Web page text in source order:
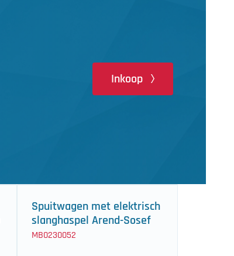
Inkoop
Spuitwagen met elektrisch
slanghaspel Arend-Sosef
MB0230052